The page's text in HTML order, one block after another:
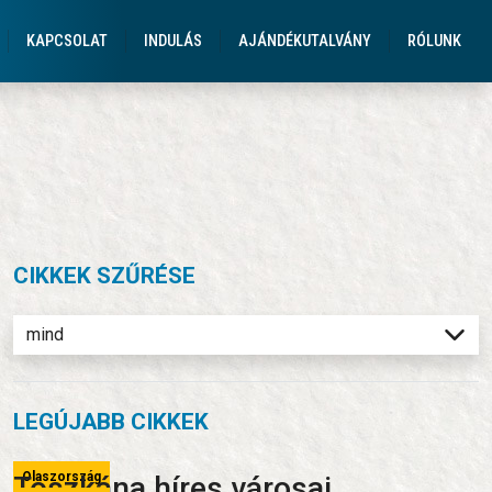
KAPCSOLAT INDULÁS AJÁNDÉKUTALVÁNY RÓLUNK
CIKKEK SZŰRÉSE
LEGÚJABB CIKKEK
Olaszország